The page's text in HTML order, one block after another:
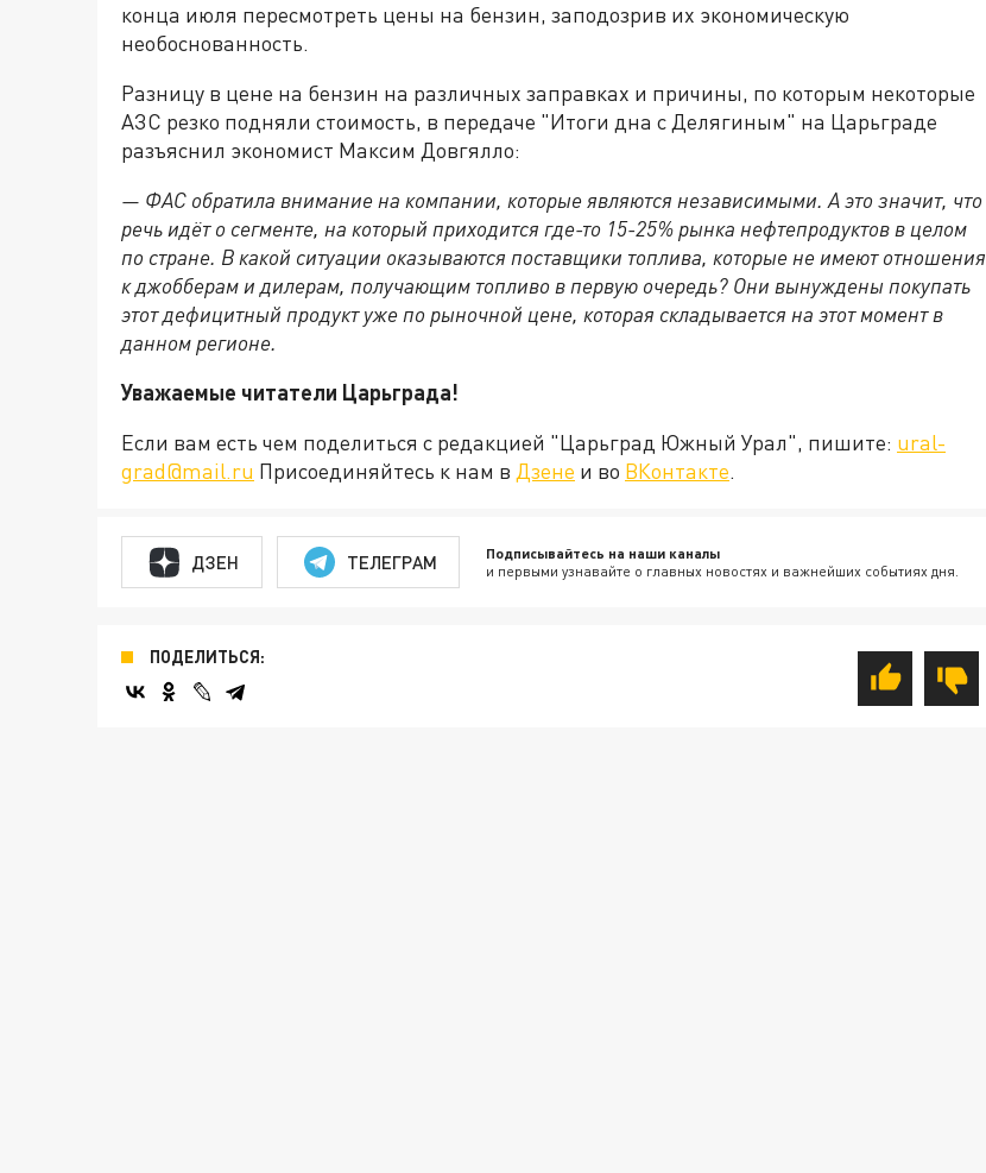
конца июля пересмотреть цены на бензин, заподозрив их экономическую
необоснованность.
Разницу в цене на бензин на различных заправках и причины, по которым некоторые
АЗС резко подняли стоимость, в передаче "Итоги дна с Делягиным" на Царьграде
разъяснил экономист Максим Довгялло:
— ФАС обратила внимание на компании, которые являются независимыми. А это значит, что
речь идёт о сегменте, на который приходится где-то 15-25% рынка нефтепродуктов в целом
по стране. В какой ситуации оказываются поставщики топлива, которые не имеют отношения
к джобберам и дилерам, получающим топливо в первую очередь? Они вынуждены покупать
этот дефицитный продукт уже по рыночной цене, которая складывается на этот момент в
данном регионе.
Уважаемые читатели Царьграда!
Если вам есть чем поделиться с редакцией "Царьград Южный Урал", пишите: ural-
grad@mail.ru Присоединяйтесь к нам в Дзене и во ВКонтакте.
ДЗЕН ТЕЛЕГРАМ Подписывайтесь на наши каналы
и первыми узнавайте о главных новостях и важнейших событиях дня.
ПОДЕЛИТЬСЯ: